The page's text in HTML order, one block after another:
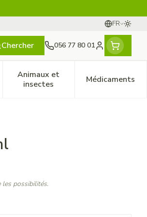
FR
Langues
Chercher 056 77 80 01
Menu client
Naturopathie
sous-menu pour la catégorie Soins à
Animaux et
insectesAfficher le sous-menu pour
Médicaments
Afficher
les possibilités.